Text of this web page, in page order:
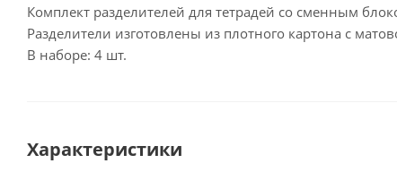
Комплект разделителей для тетрадей со сменным
Разделители изготовлены из плотного картона с
В наборе: 4 шт.
Характеристики